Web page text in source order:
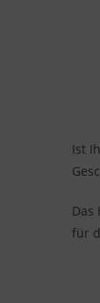
Ist
Das
für